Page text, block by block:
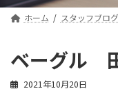
ホーム スタッフブログ
ベーグル
2021年10月20日